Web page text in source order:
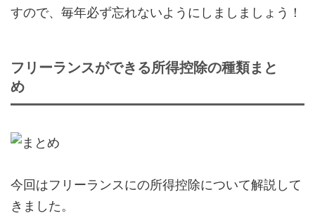
すので、毎年必ず忘れないようにしましましょう！
フリーランスができる所得控除の種類まと
め
今回はフリーランスにの所得控除について解説して
きました。